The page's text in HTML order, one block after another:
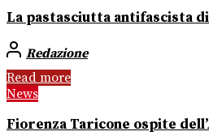
La pastasciutta antifascista
Redazione
Read more
News
Fiorenza Taricone ospite